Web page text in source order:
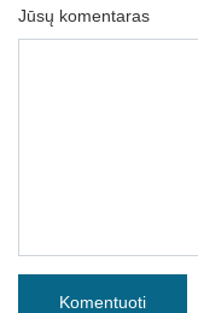
Jūsų komentaras
Komentuoti